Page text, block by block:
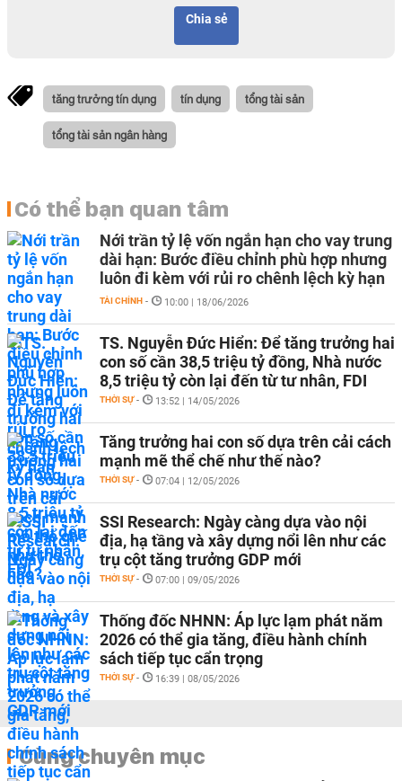
Chia sẻ
tăng trưởng tín dụng tín dụng tổng tài sản
tổng tài sản ngân hàng
Có thể bạn quan tâm
Nới trần tỷ lệ vốn ngắn hạn cho vay trung
dài hạn: Bước điều chỉnh phù hợp nhưng
luôn đi kèm với rủi ro chênh lệch kỳ hạn
TÀI CHÍNH - 10:00 | 18/06/2026
TS. Nguyễn Đức Hiển: Để tăng trưởng hai
con số cần 38,5 triệu tỷ đồng, Nhà nước
8,5 triệu tỷ còn lại đến từ tư nhân, FDI
THỜI SỰ - 13:52 | 14/05/2026
Tăng trưởng hai con số dựa trên cải cách
mạnh mẽ thể chế như thế nào?
THỜI SỰ - 07:04 | 12/05/2026
SSI Research: Ngày càng dựa vào nội
địa, hạ tầng và xây dựng nổi lên như các
trụ cột tăng trưởng GDP mới
THỜI SỰ - 07:00 | 09/05/2026
Thống đốc NHNN: Áp lực lạm phát năm
2026 có thể gia tăng, điều hành chính
sách tiếp tục cẩn trọng
THỜI SỰ - 16:39 | 08/05/2026
Cùng chuyên mục